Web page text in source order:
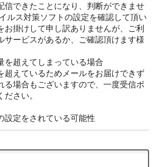
信できたことになり、判断ができませ
ルス対策ソフトの設定を確認して頂い
お掛けして申し訳ありませんが、ご利
サービスがあるか、ご確認頂けます様
超えてしまっている場合
超えているためメールをお届けできず
る場合もございますので、一度受信ボ
さい。
設定をされている可能性